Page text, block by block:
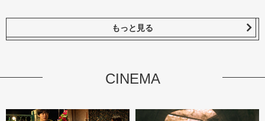
もっと見る
CINEMA